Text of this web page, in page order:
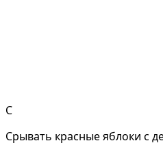
С
Срывать красные яблоки с